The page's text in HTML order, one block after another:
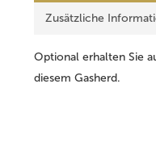
Zusätzliche
Optional erhalten Sie
diesem Gasherd.